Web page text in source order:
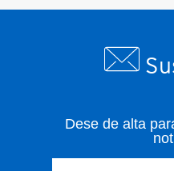
Dese de alta